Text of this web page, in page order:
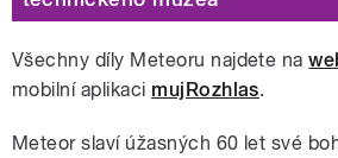
Všechny díly Meteoru najdete na
mobilní aplikaci mujRozhlas.
Meteor slaví úžasných 60 let své